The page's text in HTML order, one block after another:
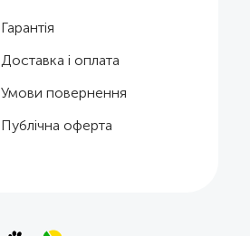
Гарантія
Доставка і оплата
Умови повернення
Публічна оферта